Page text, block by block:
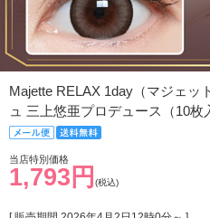
Majette RELAX 1day（マジェッ
ュ 三上悠亜プロデュース（10枚
当店特別価格
1,793円 (税込)